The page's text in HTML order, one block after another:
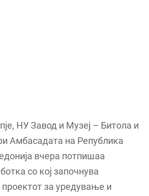
НУ Завод и Музеј – Битола и
Амбасадата на Република
вчера потпишаа
со кој започнува
проектот за уредување и